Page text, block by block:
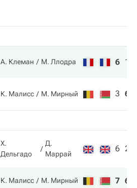
А. Клеман М. Ллодра 6 1
К. Малисс М. Мирный 3 6
Х.
Дельгадо
Д.
Маррай
6 2
К. Малисс М. Мирный 7 6